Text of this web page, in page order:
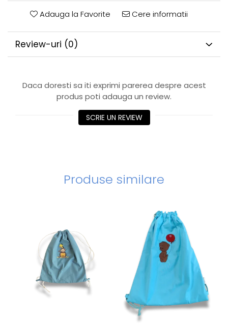
Adauga la Favorite Cere informatii
Review-uri (0)
Daca doresti sa iti exprimi parerea despre acest
produs poti adauga un review.
SCRIE UN REVIEW
Produse similare